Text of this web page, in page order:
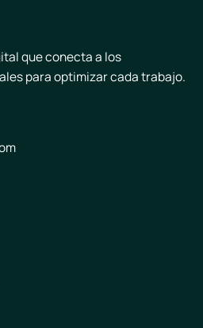
que conecta a los
para optimizar cada trabajo.